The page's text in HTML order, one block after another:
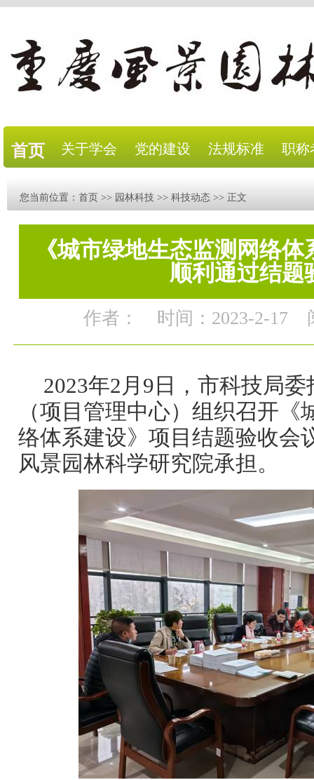
首页 关于学会 党的建设 法规标准 职称
您当前位置： 首页 >> 园林科技 >> 科技动态 >> 正文
《城市绿地生态监测网络
顺利通过结题
作者： 时间：2023-2-17
2023年2月9日，市科技局
（项目管理中心）组织召开
络体系建设》项目结题验收会
风景园林科学研究院承担。